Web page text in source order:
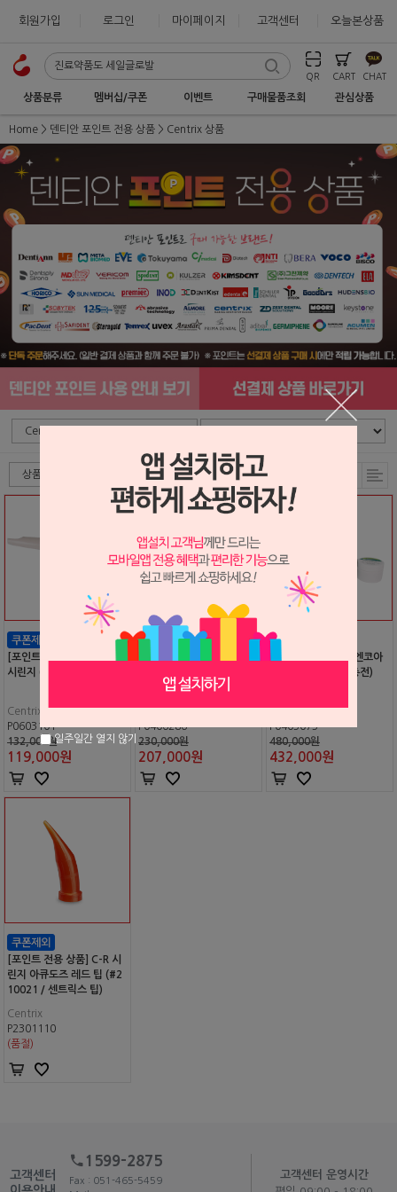
회원가입 로그인 마이페이지 고객센터 오늘본상품
QR CART CHAT
상품분류 멤버십/쿠폰 이벤트 구매물품조회 관심상품
Home 덴티안 포인트 전용 상품 Centrix 상품
[포인트 전용 상품] C-R EZ
시린지 (센트릭스 건)
Centrix
P0603101
132,000원
119,000원
[포인트 전용 상품] C-R EZ
Centrix
P0406286
230,000원
207,000원
[포인트 전용 상품] 엔코아
AF (컴포지트 코아충전)
Centrix
P0405075
480,000원
432,000원
[포인트 전용 상품] C-R 시
린지 아큐도즈 레드 팁 (#2
10021 / 센트릭스 팁)
Centrix
P2301110
(품절)
고객센터
1599-2875
Fax : 051-465-5459
고객센터 운영시간
일주일간 열지 않기